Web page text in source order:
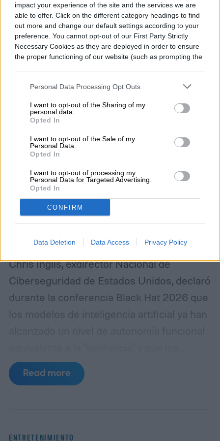
impact your experience of the site and the services we are
able to offer. Click on the different category headings to find
out more and change our default settings according to your
preference. You cannot opt-out of our First Party Strictly
Necessary Cookies as they are deployed in order to ensure
the proper functioning of our website (such as prompting the
Personal Data Processing Opt Outs
I want to opt-out of the Sharing of my
personal data.
Opted In
I want to opt-out of the Sale of my
Personal Data.
Opted In
I want to opt-out of processing my
Personal Data for Targeted Advertising.
Opted In
CONFIRM
Data Deletion Data Access Privacy Policy
TENDENCIAS
Asimov tenía razón sobre
las leyes de la robótica a
propósito de la IA
Chris Inglis, exdirector Nacional de
Ciberseguridad de Estados Unidos, declaró
durante la conferencia Black Hat 2026 que
los modelos de inteligencia artificial ya han
desarrolladores deben adoptar
urgentemente las tres leyes de la robótica
Read more
ENTRETENIMIENTO